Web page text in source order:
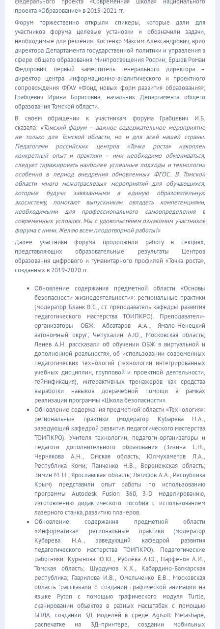
проекта «Образование» в 2019-2021 гг.
Форум торжественно открыли спикеры, которые дали для
участников форума целевые установки и обозначили задачи,
необходимые для решения: Костенко Максим Александрович, врио
директора Департамента государственной политики и управления в
сфере общего образования Минпросвещения России; Ершов Роман
Федорович, первый заместитель генерального директора –
директор центра информационно-аналитического и проектного
сопровождения ФГАУ «Фонд новых форм развития образования»;
Грабцевич Ирина Борисовна, начальник Департамента общего
образования Томской области.
В своем обращении к участникам форума Грабцевич И.Б.
сказала: «Томский форум – важное содержательное мероприятие
не только для Томской области, но и для всей нашей страны.
Педагогами российских центров «Точка роста» накоплен
конкретный опыт и практики – ими необходимо обмениваться,
следует тиражировать наиболее успешные подходы и технологии
особенно в период внедрения обновленных ФГОС. В Томской
области много межотраслевых мероприятий для обучающихся,
которые будучи завязанными в единую образовательную
экосистему, помогают выпускникам овладеть компетенциями,
необходимыми для профессионального самоопределения в
современных условиях. Мы с удовольствием ознакомим участников
форума с ними. Желаю всем плодотворной работы!»
Далее участники форума продолжили работу в секциях,
представляющих образовательные результаты Центров
образования цифрового и гуманитарного профилей «Точка роста»,
созданных в 2019-2020 гг.:
Обновление содержания предметной области «Основы
безопасности жизнедеятельности»: региональные практики
(модератор Бланк В.С., ст. преподаватель кафедры развития
педагогического мастерства ТОИПКРО). Преподаватели-
организаторы ОБЖ: Абсатаров А.А., Ямало-Ненецкий
автономный округ; Чепухалин А.Ю., Московская область;
Ленев А.Н. рассказали об обучении ОБЖ в виртуальной и
дополненной реальностях, об использовании современных
педагогических технологий (технологии интегрированных
учебных дисциплин, групповой и проектной деятельности,
геймификация), интерактивных тренажеров как средства
выработки навыков доврачебной помощи в рамках
реализации программы «Школа безопасности».
Обновление содержания предметной области «Технология»:
региональные практики (модератор Кубарева Н.А.,
заведующий кафедрой развития педагогического мастерства
ТОИПКРО). Учителя технологии, педагоги-организаторы и
педагоги дополнительного образования (Зизина Е.Н.,
Чернякова А.Н., Омская область; Юлмухаметов Л.А.,
Республика Коми; Панченко Н.В., Воронежская область;
Зимин М. Н., Ярославская область; Лятифов А.А., Республика
Крым) представили опыт работы по использованию
программы Autodesk Fusion 360, 3-D моделированию,
изготовлению дидактического пособия с использованием
лазерного станка, развитию планеров.
Обновление содержания предметной области
«Информатика»: региональные практики (модератор
Кубарева Н.А., заведующий кафедрой развития
педагогического мастерства ТОИПКРО). Педагогические
работники: Курынова Ю.Ю., Рублёва А.Ю., Парфенов А.И.,
Томская область; Шурдумов Х.Х., Кабардино-Балкарская
республика; Гаврилова И.В., Омельченко Е.В., Московская
область "рассказали о создании графической анимации на
языке Pyton с помощью графического модуля Turtle,
сканировании объектов в разных масштабах с помощью
БПЛА, создании 3Д моделей в среде Agisoft Metashape,
распечатке на 3Д-принтере, создании мобильных